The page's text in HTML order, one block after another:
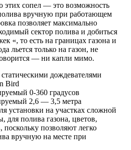
этих сопел — это возможность
вручную при работающем
позволяет максимально
сектор полива и добиться
«, то есть на границах газона и
льется только на газон, не
— ни капли мимо.
дождевателями
Bird
0-360 градусов
2,6 — 3,5 метра
установки на участках сложной
для полива газона, цветов,
поскольку позволяют легко
вручную на месте при